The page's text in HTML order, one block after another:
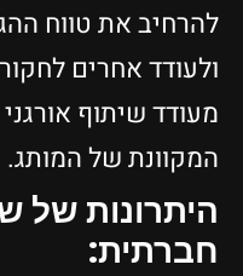
להרחיב את טווח
ולעודד אחרים
מעודד שיתוף
המקוונת של המותג.
היתרונות של
חברתית: